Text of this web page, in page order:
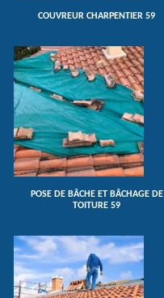
COUVREUR CHARPENTIER 59
POSE DE BÂCHE ET BÂCHAGE DE
TOITURE 59